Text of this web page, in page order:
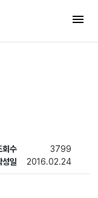
menu
회수
3799
성일
2016.02.24